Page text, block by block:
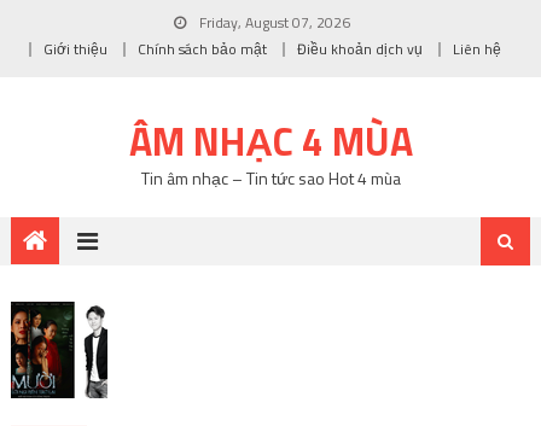
Friday, August 07, 2026
Giới thiệu
Chính sách bảo mật Điều khoản dịch vụ Liên hệ
ÂM NHẠC 4 MÙA
Tin âm nhạc – Tin tức sao Hot 4 mùa